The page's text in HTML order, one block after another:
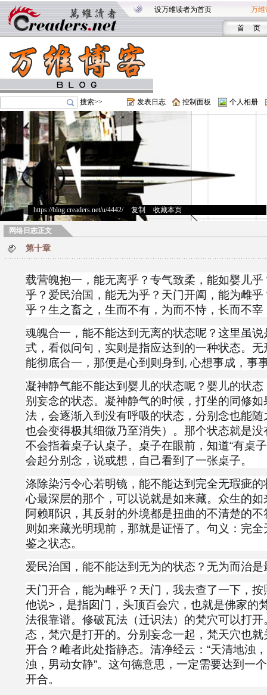
设万维读者为首页 万维
首 页
搜索>> 发表日志 控制面板 个人相册
https://blog.creaders.net/u/4442/> 复制 收藏本页
网络日志正文
第十章
载营魄抱一，能无离乎？专气致柔，能如婴儿
乎？爱民治国，能无为乎？天门开阖，能为雌
乎？生之畜之，生而不有，为而不恃，长而不
魂魄合一，能不能达到无离的状态呢？这里虽说
式，看似问句，实则是指应达到的一种状态。
能彻底合一，那便是心到则身到, 心想事成，事
凝神静气能不能达到婴儿的状态呢？婴儿的状
别妄念的状态。凝神静气的时候，打坐的同修
法，会逐渐入到没有呼吸的状态，分别念也能
也会变得极其细微乃至消失）。那个状态就是
不会指着桌子认桌子。桌子在眼前，知道“有桌
会起分别念，说或想，自己看到了一张桌子。
涤除染污令心若明镜，能不能达到完全无瑕疵
心最深层的那个，可以说就是如来藏。众生的
阿赖耶识，其反射的外境都是扭曲的不清楚的
则如来藏光明现前，那就是证悟了。句义：完
鉴之状态。
爱民治国，能不能达到无为的状态？无为而治是
天门开合，能为雌乎？天门，我去查了一下，
他说>，是指囱门，头顶百会穴，也就是佛家的
法很靠谱。修破瓦法（迁识法）的梵穴可以打
态，梵穴是打开的。分别妄念一起，梵天穴也
开合？雌者此处指静态。清净经云：“天清地浊
浊，男动女静”。这句德意思，一定需要达到一
开合。